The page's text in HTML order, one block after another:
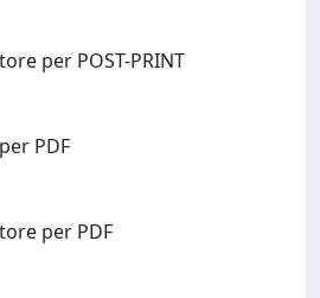
per POST-PRINT
PDF
per PDF